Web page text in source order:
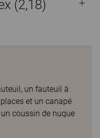
(2,18)
un fauteuil à
et un canapé
coussin de nuque